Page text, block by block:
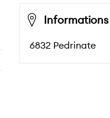
Informations
6832 Pedrinate